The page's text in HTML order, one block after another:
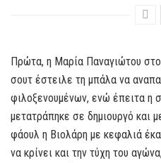
Πρώτα, η Μαρία Παναγιώτου
σουτ έστειλε τη μπάλα να
φιλοξενουμένων, ενώ έπειτα η
μετατράπηκε σε δημιουργό και
φάουλ η Βιολάρη με κεφαλιά
να κρίνει και την τύχη του